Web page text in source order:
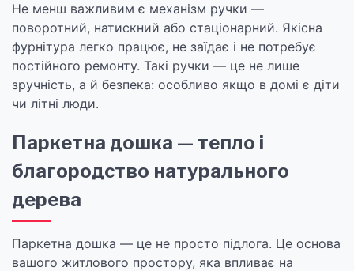
Не менш важливим є механізм ручки —
поворотний, натискний або стаціонарний. Якісна
фурнітура легко працює, не заїдає і не потребує
постійного ремонту. Такі ручки — це не лише
зручність, а й безпека: особливо якщо в домі є діти
чи літні люди.
Паркетна дошка — тепло і
благородство натурального
дерева
Паркетна дошка — це не просто підлога. Це основа
вашого житлового простору, яка впливає на